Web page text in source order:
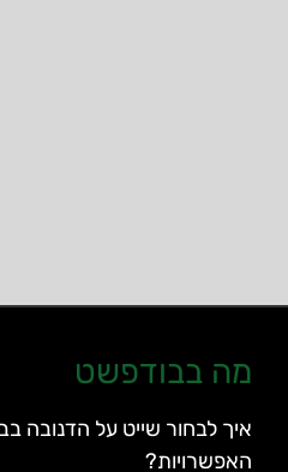
מה בבודפשט
איך לבחור שייט על הדנובה
האפשרויות?